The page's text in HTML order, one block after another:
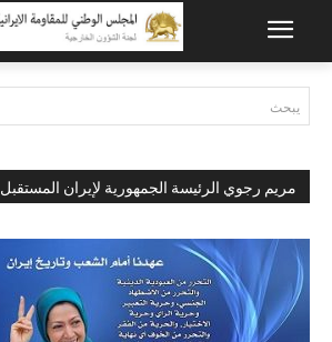
يبحث
مريم رجوي الرئيسة الجمهورية لإيران المستقبل